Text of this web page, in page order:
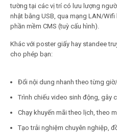
tường tại các vị trí có lưu lượng
nhật bằng USB, qua mạng LAN/
phần mềm CMS (tuỳ cấu hình).
Khác với poster giấy hay standee
cho phép bạn:
Đổi nội dung nhanh theo từng
Trình chiếu video sinh động, gây
Chạy khuyến mãi theo lịch, theo
Tạo trải nghiệm chuyên nghiệp,